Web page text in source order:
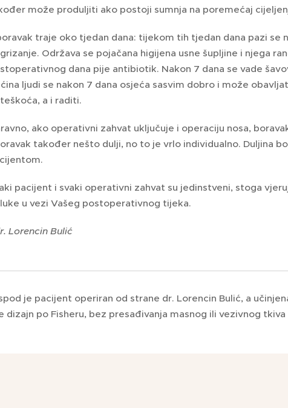
može produljiti ako postoji sumnja na poremećaj
traje oko tjedan dana: tijekom tih tjedan dana pazi se
Održava se pojačana higijena usne šupljine i njega
dana pije antibiotik. Nakon 7 dana se vade
ljudi se nakon 7 dana osjeća sasvim dobro i može
a i raditi.
ako operativni zahvat uključuje i operaciju nosa,
također nešto dulji, no to je vrlo individualno. Duljina
pacijent i svaki operativni zahvat su jedinstveni, stoga
u vezi Vašeg postoperativnog tijeka.
Lorencin Bulić
je pacijent operiran od strane dr. Lorencin Bulić, a
dizajn po Fisheru, bez presađivanja masnog ili vezivnog